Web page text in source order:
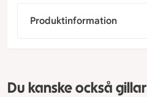
Produktinformation
Du kanske också gillar